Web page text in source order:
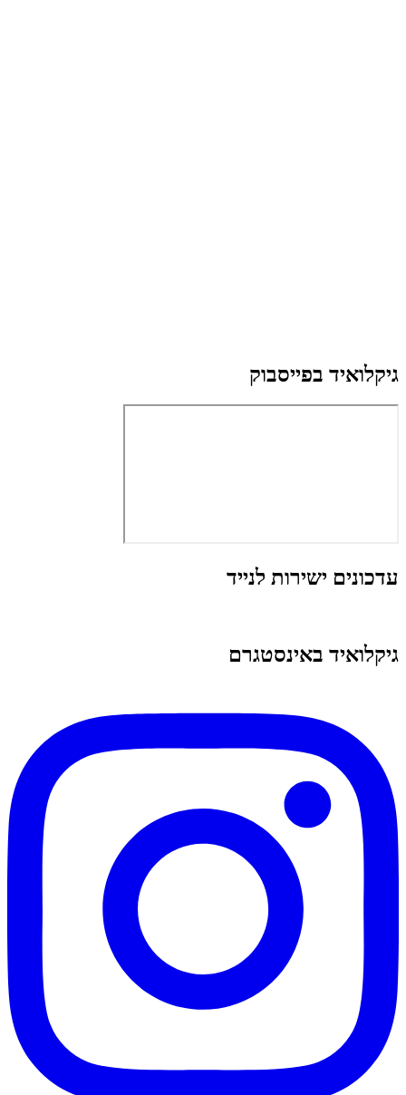
גיקלואיד בפייסבוק
עדכונים ישירות לנייד
גיקלואיד באינסטגרם